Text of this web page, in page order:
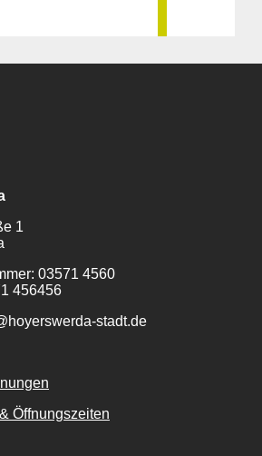
1
03571 4560
456456
stadt.de
Öffnungszeiten